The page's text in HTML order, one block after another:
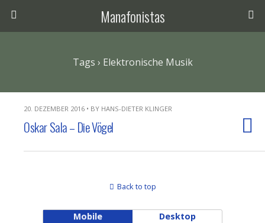
Manafonistas
Tags › Elektronische Musik
20. DEZEMBER 2016 • BY HANS-DIETER KLINGER
Oskar Sala – Die Vögel
Back to top
Mobile Desktop